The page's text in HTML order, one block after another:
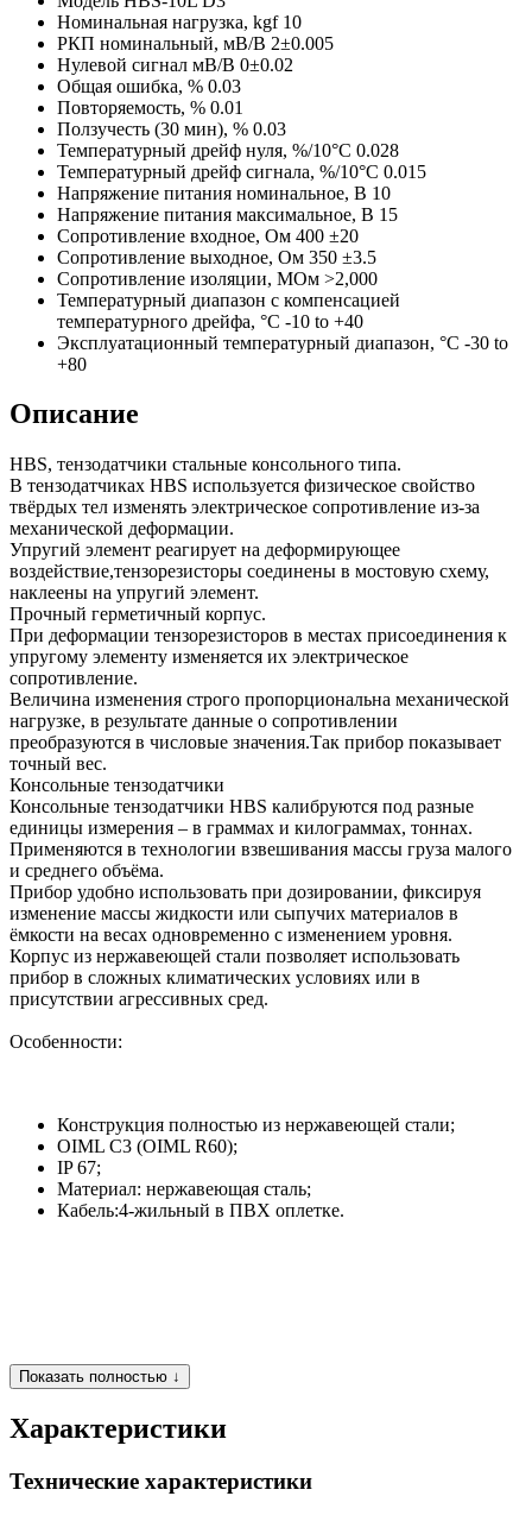
Номинальная нагрузка, kgf 10
РКП номинальный, мВ/В 2±0.005
Нулевой сигнал мВ/В 0±0.02
Общая ошибка, % 0.03
Повторяемость, % 0.01
Ползучесть (30 мин), % 0.03
Температурный дрейф нуля, %/10°C 0.028
Температурный дрейф сигнала, %/10°C 0.015
Напряжение питания номинальное, В 10
Напряжение питания максимальное, В 15
Сопротивление входное, Ом 400 ±20
Сопротивление выходное, Ом 350 ±3.5
Сопротивление изоляции, МОм >2,000
Температурный диапазон с компенсацией
температурного дрейфа, °C -10 to +40
Эксплуатационный температурный диапазон, °C -30 to
+80
Описание
HBS, тензодатчики стальные консольного типа.
В тензодатчиках HBS используется физическое свойство
твёрдых тел изменять электрическое сопротивление из-за
механической деформации.
Упругий элемент реагирует на деформирующее
воздействие,тензорезисторы соединены в мостовую схему,
наклеены на упругий элемент.
Прочный герметичный корпус.
При деформации тензорезисторов в местах присоединения к
упругому элементу изменяется их электрическое
сопротивление.
Величина изменения строго пропорциональна механической
нагрузке, в результате данные о сопротивлении
преобразуются в числовые значения.Так прибор показывает
точный вес.
Консольные тензодатчики
Консольные тензодатчики HBS калибруются под разные
единицы измерения – в граммах и килограммах, тоннах.
Применяются в технологии взвешивания массы груза малого
и среднего объёма.
Прибор удобно использовать при дозировании, фиксируя
изменение массы жидкости или сыпучих материалов в
ёмкости на весах одновременно с изменением уровня.
Корпус из нержавеющей стали позволяет использовать
прибор в сложных климатических условиях или в
присутствии агрессивных сред.
Особенности:
Конструкция полностью из нержавеющей стали;
OIML C3 (OIML R60);
IP 67;
Материал: нержавеющая сталь;
Кабель:4-жильный в ПВХ оплетке.
Показать полностью ↓
Характеристики
Технические характеристики